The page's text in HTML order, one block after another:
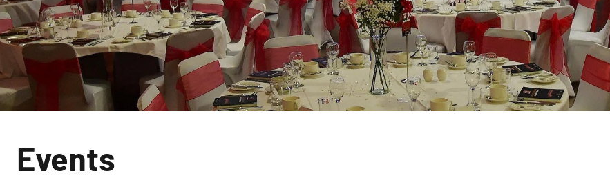
Events